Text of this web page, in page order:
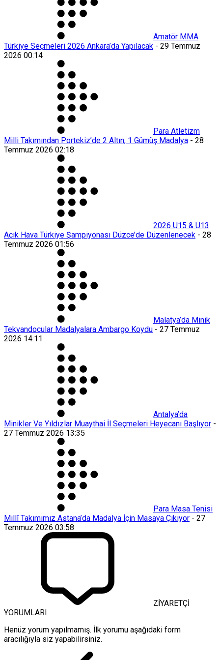
Amatör MMA
Türkiye Seçmeleri 2026 Ankara’da Yapılacak - 29 Temmuz
2026 00:14
Para Atletizm
Milli Takımından Portekiz’de 2 Altın, 1 Gümüş Madalya - 28
Temmuz 2026 02:18
2026 U15 & U13
Açık Hava Türkiye Şampiyonası Düzce’de Düzenlenecek - 28
Temmuz 2026 01:56
Malatya’da Minik
Tekvandocular Madalyalara Ambargo Koydu - 27 Temmuz
2026 14:11
Antalya’da
Minikler Ve Yıldızlar Muaythai İl Seçmeleri Heyecanı Başlıyor -
27 Temmuz 2026 13:35
Para Masa Tenisi
Millî Takımımız Astana’da Madalya İçin Masaya Çıkıyor - 27
Temmuz 2026 03:58
ZİYARETÇİ
YORUMLARI
Henüz yorum yapılmamış. İlk yorumu aşağıdaki form
aracılığıyla siz yapabilirsiniz.